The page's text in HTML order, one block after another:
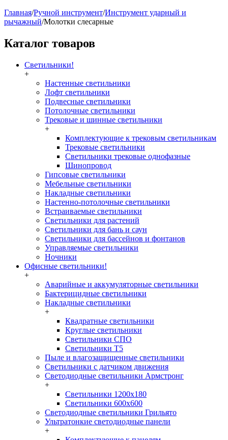
Главная/Ручной инструмент/Инструмент ударный и
рычажный/Молотки слесарные
Каталог товаров
Светильники!
+
Настенные светильники
Лофт светильники
Подвесные светильники
Потолочные светильники
Трековые и шинные светильники
+
Комплектующие к трековым светильникам
Трековые светильники
Светильники трековые однофазные
Шинопровод
Гипсовые светильники
Мебельные светильники
Накладные светильники
Настенно-потолочные светильники
Встраиваемые светильники
Светильники для растений
Светильники для бань и саун
Светильники для бассейнов и фонтанов
Управляемые светильники
Ночники
Офисные светильники!
+
Аварийные и аккумуляторные светильники
Бактерицидные светильники
Накладные светильники
+
Квадратные светильники
Круглые светильники
Светильники СПО
Светильники Т5
Пыле и влагозащищенные светильники
Светильники с датчиком движения
Светодиодные светильники Армстронг
+
Светильники 1200х180
Светильники 600х600
Светодиодные светильники Грильято
Ультратонкие светодиодные панели
+